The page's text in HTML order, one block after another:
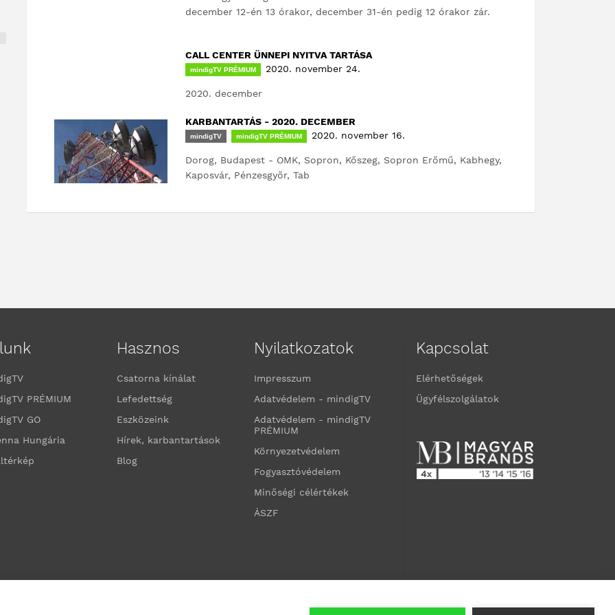
december 12-én 13 órakor, december 31-én pedig 12 órakor zár.
CALL CENTER ÜNNEPI NYITVA TARTÁSA
mindigTV PRÉMIUM 2020. november 24.
2020. december
KARBANTARTÁS - 2020. DECEMBER
mindigTV mindigTV PRÉMIUM 2020. november 16.
Dorog, Budapest - OMK, Sopron, Kőszeg, Sopron Erőmű, Kabhegy,
Kaposvár, Pénzesgyőr, Tab
PRÉMIUM
GO
Hungária
Hasznos
Csatorna kínálat
Lefedettség
Eszközeink
Hírek, karbantartások
Blog
Nyilatkozatok
Impresszum
Adatvédelem - mindigTV
Adatvédelem - mindigTV
PRÉMIUM
Környezetvédelem
Fogyasztóvédelem
Minőségi célértékek
ÁSZF
Kapcsolat
Elérhetőségek
Ügyfélszolgálatok